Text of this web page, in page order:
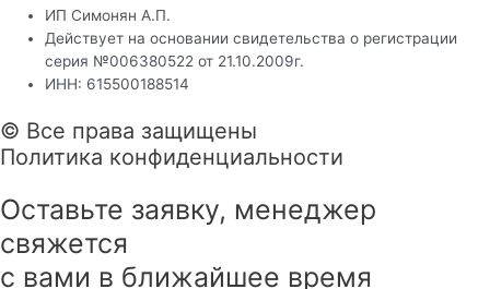
ИП Симонян А.П.
Действует на основании свидетельства о регистрации
серия №006380522 от 21.10.2009г.
ИНН: 615500188514
© Все права защищены
Политика конфиденциальности
Оставьте заявку, менеджер
свяжется
с вами в ближайшее время